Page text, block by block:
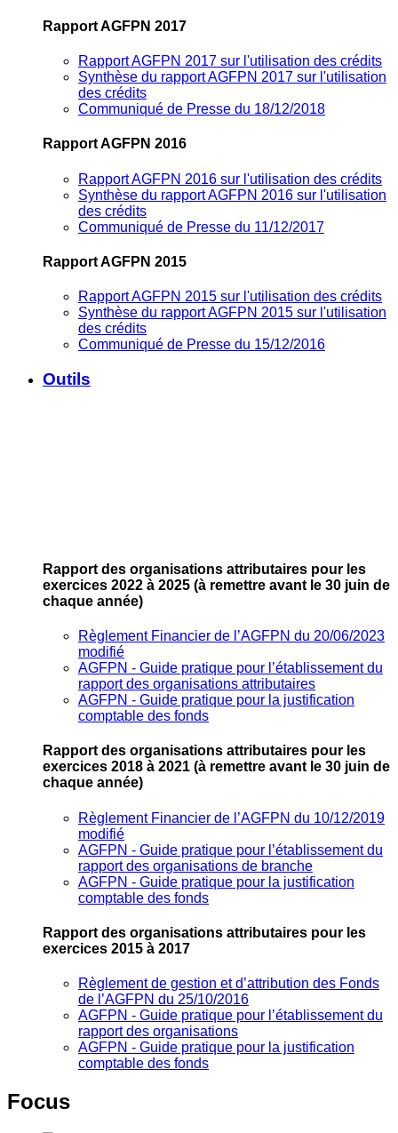
Rapport AGFPN 2017
Rapport AGFPN 2017 sur l'utilisation des crédits
Synthèse du rapport AGFPN 2017 sur l'utilisation
des crédits
Communiqué de Presse du 18/12/2018
Rapport AGFPN 2016
Rapport AGFPN 2016 sur l'utilisation des crédits
Synthèse du rapport AGFPN 2016 sur l'utilisation
des crédits
Communiqué de Presse du 11/12/2017
Rapport AGFPN 2015
Rapport AGFPN 2015 sur l'utilisation des crédits
Synthèse du rapport AGFPN 2015 sur l'utilisation
des crédits
Communiqué de Presse du 15/12/2016
Outils
Rapport des organisations attributaires pour les
exercices 2022 à 2025 (à remettre avant le 30 juin de
chaque année)
Règlement Financier de l’AGFPN du 20/06/2023
modifié
AGFPN ‐ Guide pratique pour l’établissement du
rapport des organisations attributaires
AGFPN ‐ Guide pratique pour la justification
comptable des fonds
Rapport des organisations attributaires pour les
exercices 2018 à 2021 (à remettre avant le 30 juin de
chaque année)
Règlement Financier de l’AGFPN du 10/12/2019
modifié
AGFPN ‐ Guide pratique pour l’établissement du
rapport des organisations de branche
AGFPN ‐ Guide pratique pour la justification
comptable des fonds
Rapport des organisations attributaires pour les
exercices 2015 à 2017
Règlement de gestion et d’attribution des Fonds
de l’AGFPN du 25/10/2016
AGFPN ‐ Guide pratique pour l’établissement du
rapport des organisations
AGFPN ‐ Guide pratique pour la justification
comptable des fonds
Focus